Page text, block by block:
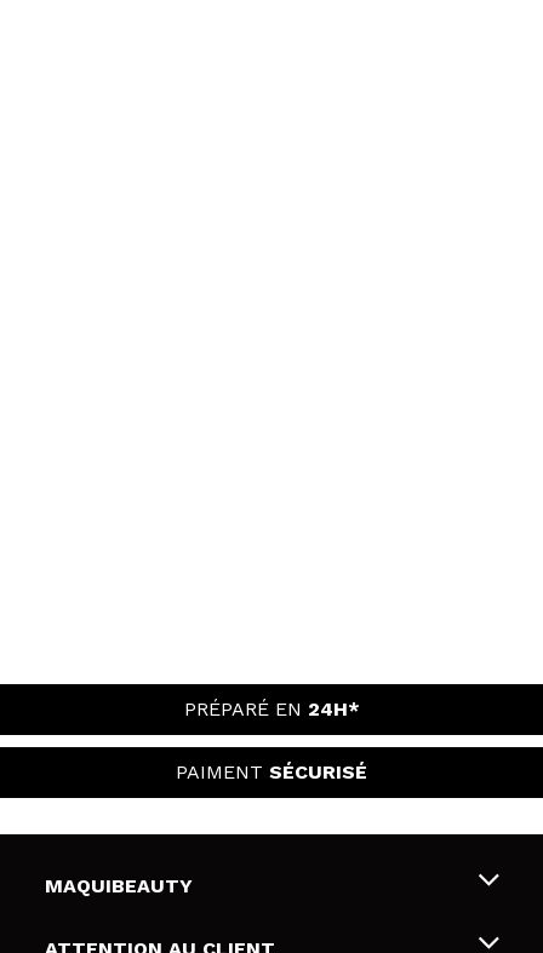
PRÉPARÉ EN 24H*
PAIMENT SÉCURISÉ
MAQUIBEAUTY
Qui sommes nous
ATTENTION AU CLIENT